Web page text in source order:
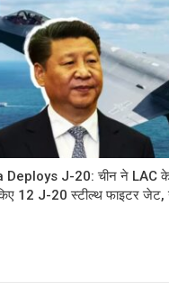
Deploys J-20: चीन ने LAC
12 J-20 स्टील्थ फाइटर जेट,